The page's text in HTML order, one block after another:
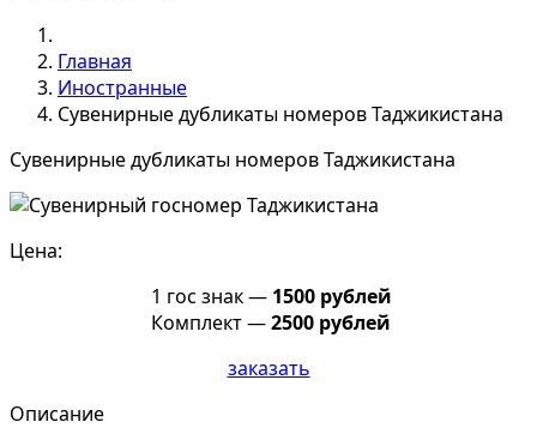
Главная
Иностранные
Сувенирные дубликаты номеров Таджикистана
Сувенирные дубликаты номеров Таджикистана
Цена:
1 гос знак — 1500 рублей
Комплект —2500 рублей
заказать
Описание